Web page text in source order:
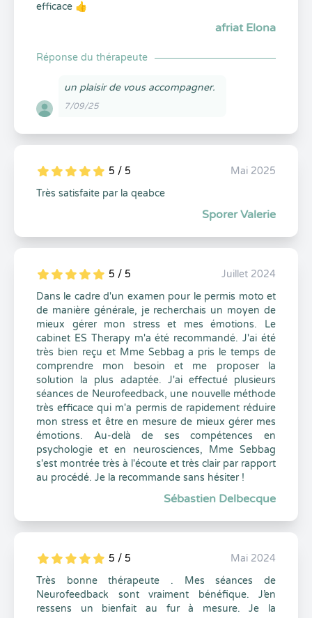
efficace 👍
afriat Elona
Réponse du thérapeute
un plaisir de vous accompagner.
7/09/25
5
1
5
0 5 / 5
Mai 2025
Très satisfaite par la qeabce
Sporer Valerie
5
1
5
0 5 / 5
Juillet 2024
Dans le cadre d'un examen pour le permis moto et
de manière générale, je recherchais un moyen de
mieux gérer mon stress et mes émotions. Le
cabinet ES Therapy m'a été recommandé. J'ai été
très bien reçu et Mme Sebbag a pris le temps de
comprendre mon besoin et me proposer la
solution la plus adaptée. J'ai effectué plusieurs
séances de Neurofeedback, une nouvelle méthode
très efficace qui m'a permis de rapidement réduire
mon stress et être en mesure de mieux gérer mes
émotions. Au-delà de ses compétences en
psychologie et en neurosciences, Mme Sebbag
s'est montrée très à l'écoute et très clair par rapport
au procédé. Je la recommande sans hésiter !
Sébastien Delbecque
5
1
5
0 5 / 5
Mai 2024
Très bonne thérapeute . Mes séances de
Neurofeedback sont vraiment bénéfique. J’en
ressens un bienfait au fur à mesure. Je la